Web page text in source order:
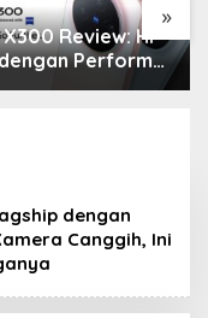
»
Review: HP
Performa
& Kamera
dengan
Canggih, Ini